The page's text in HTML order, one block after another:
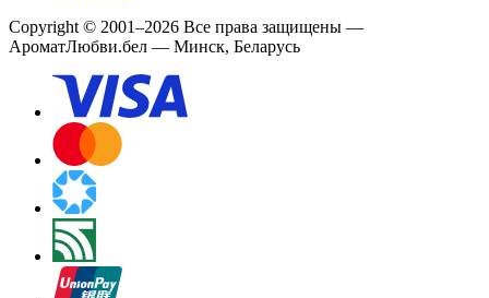
Copyright © 2001–2026 Все права защищены —
АроматЛюбви.бел — Минск, Беларусь